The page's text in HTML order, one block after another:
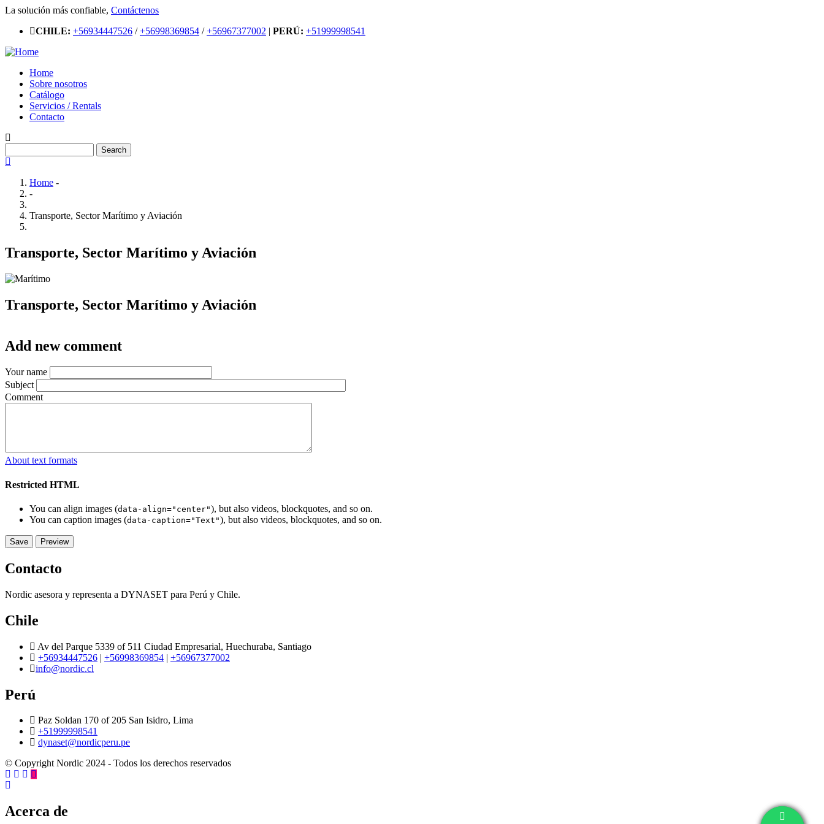
Skip
main
La solución más confiable, Contáctenos
CHILE: +56934447526 /+56998369854 /+56967377002 | PERÚ: +51999998541
Main
navigation
Home
Sobre nosotros
Catálogo
Servicios / Rentals
Contacto
Breadcrumb
Home -
-
Transporte, Sector Marítimo y Aviación
Transporte, Sector Marítimo y Aviación
Transporte, Sector Marítimo y Aviación
Add new comment
Your name
Subject
Comment
About text formats
Restricted HTML
You can align images (data-align="center"), but also videos, blockquotes, and so on.
You can caption images (data-caption="Text"), but also videos, blockquotes, and so on.
Contacto
Nordic asesora y representa a DYNASET para Perú y Chile.
Chile
Av del Parque 5339 of 511 Ciudad Empresarial, Huechuraba, Santiago
+56934447526 | +56998369854 | +56967377002
info@nordic.cl
Perú
Paz Soldan 170 of 205 San Isidro, Lima
+51999998541
dynaset@nordicperu.pe
© Copyright Nordic 2024 - Todos los derechos reservados
Acerca de